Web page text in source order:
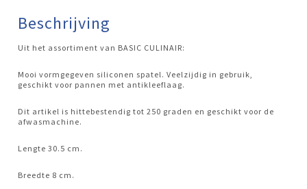
Beschrijving
Uit het assortiment van BASIC CULINAIR:
Mooi vormgegeven siliconen spatel. Veelzijdig in gebruik,
geschikt voor pannen met antikleeflaag.
Dit artikel is hittebestendig tot 250 graden en geschikt voor de
afwasmachine.
Lengte 30.5 cm.
Breedte 8 cm.